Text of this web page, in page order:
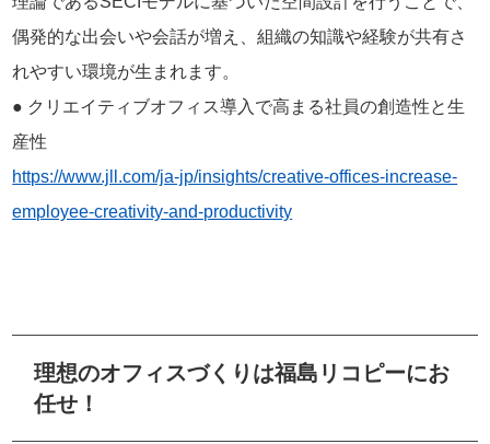
偶発的な出会いや会話が増え、組織の知識や経験が共有さ
れやすい環境が生まれます。
● クリエイティブオフィス導入で高まる社員の創造性と生
産性
https://www.jll.com/ja-jp/insights/creative-offices-increase-
employee-creativity-and-productivity
理想のオフィスづくりは福島リコピーにお
任せ！